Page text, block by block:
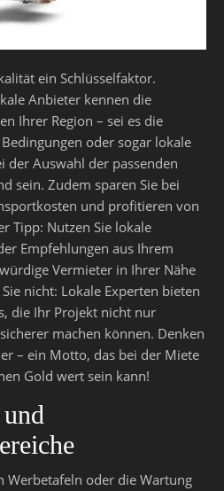
ein Schlüsselfaktor.
Anbieter kennen die
Ihrer Region – sei es die
oder sogar lokale
der Auswahl der passenden
sein. Zudem sparen Sie bei
und profitieren von
Tipp: Nutzen Sie lokale
Empfehlungen aus Ihrem
Vermieter in Ihrer Nähe
nicht: Lokale Experten bieten
die Ihr Projekt nicht nur
machen können. Denken
– ein Motto, das bei der Miete
Gold wert sein kann!
Werbetafeln oder die Wartung